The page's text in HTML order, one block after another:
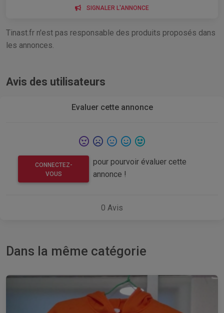
SIGNALER L'ANNONCE
Tinast.fr n'est pas responsable des produits proposés dans
les annonces.
Avis des utilisateurs
Evaluer cette annonce
CONNECTEZ-
VOUS
pour pourvoir évaluer cette
annonce !
0 Avis
Dans la même catégorie